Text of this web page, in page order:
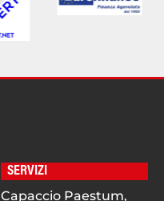
SERVIZI
Capaccio Paestum,